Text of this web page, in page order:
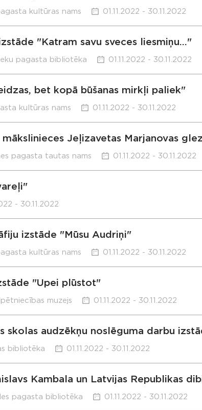
kultūras nams 01.11.2022 - 30.11.2022
"Katram savu sveces liesmiņu..."
pagasta bibliotēka 01.11.2022 - 30.11.2022
bet kopā būšanas mirkļi paliek"
kultūras nams 01.11.2022 - 30.11.2022
Jeļizavetas Marjanovas
pagasta tautas nams 01.11.2022 - 30.11.2022
- 30.11.2022
izstāde "Mūsu Audriņi"
kultūras nams 01.11.2022 - 30.11.2022
"Upei plūstot"
muzejs 01.11.2022 - 30.11.2022
skolas audzēkņu noslēguma darbu
bibliotēka 01.11.2022 - 30.11.2022
Kambala un Latvijas Republikas
pagasta bibliotēka 01.11.2022 - 30.11.2022